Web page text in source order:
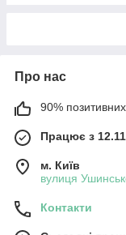
Про нас
90% позитивних
Працює з
м. Київ
вулиця
Контакти